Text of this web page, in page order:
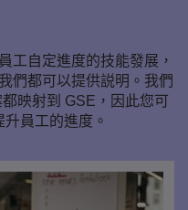
工自定進度的技能發展，
們都可以提供説明。我們
映射到 GSE，因此您可
員工的進度。